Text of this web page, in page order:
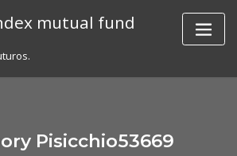
mutual fund
Pisicchio53669